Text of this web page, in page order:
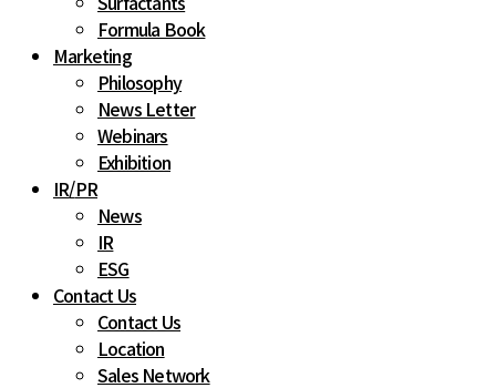
Formula Book
Marketing
Philosophy
News Letter
Webinars
Exhibition
IR/PR
News
IR
ESG
Contact Us
Contact Us
Location
Sales Network